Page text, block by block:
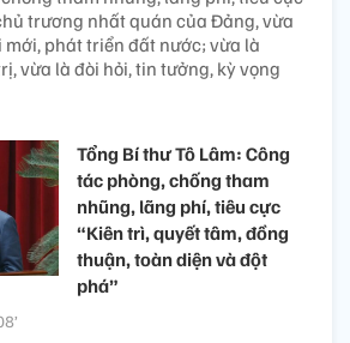
trương nhất quán của Đảng, vừa
mới, phát triển đất nước; vừa là
vừa là đòi hỏi, tin tưởng, kỳ vọng
Tổng Bí thư Tô Lâm: Công
tác phòng, chống tham
nhũng, lãng phí, tiêu cực
“Kiên trì, quyết tâm, đồng
thuận, toàn diện và đột
phá”